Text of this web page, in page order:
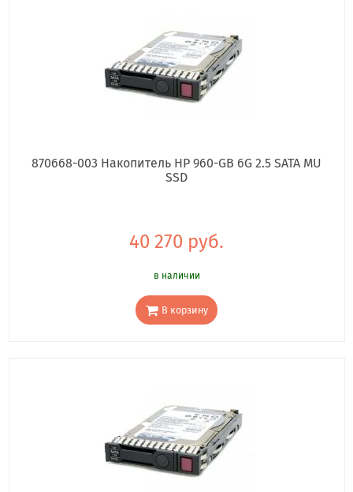
870668-003 Накопитель HP 960-GB 6G 2.5 SATA MU
SSD
40 270 руб.
в наличии
В корзину